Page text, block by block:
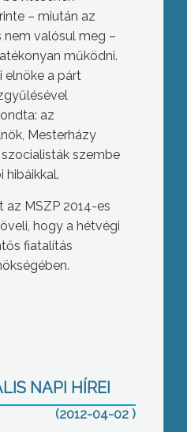
– miután az
valósul meg –
működni.
elnöke a párt
az
Mesterházy
szembe
hibáikkal.
az MSZP 2014-es
hogy a hétvégi
fiatalítás
NAPI HÍREI
(2012-04-02 )
kirendeltség új